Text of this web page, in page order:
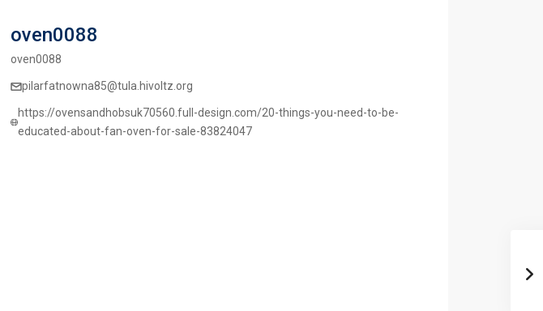
oven0088
oven0088
pilarfatnowna85@tula.hivoltz.org
https://ovensandhobsuk70560.full-design.com/20-things-you-need-to-be-
educated-about-fan-oven-for-sale-83824047